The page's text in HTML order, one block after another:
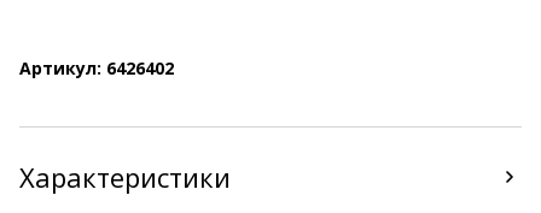
Артикул: 6426402
Характеристики